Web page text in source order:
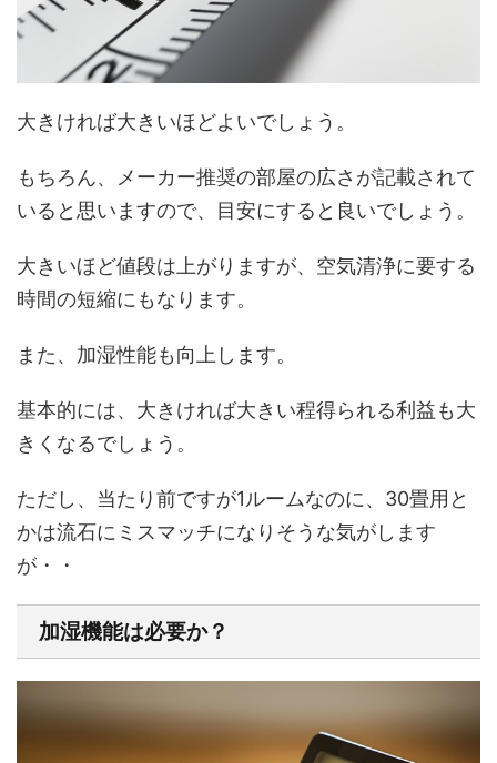
大きければ大きいほどよいでしょう。
もちろん、メーカー推奨の部屋の広さが記載されて
いると思いますので、目安にすると良いでしょう。
大きいほど値段は上がりますが、空気清浄に要する
時間の短縮にもなります。
また、加湿性能も向上します。
基本的には、大きければ大きい程得られる利益も大
きくなるでしょう。
ただし、当たり前ですが1ルームなのに、30畳用と
かは流石にミスマッチになりそうな気がします
が・・
加湿機能は必要か？